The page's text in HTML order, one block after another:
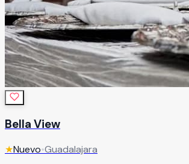
Bella View
★Nuevo•Guadalajara